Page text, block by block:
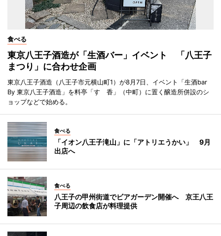
食べる
東京八王子酒造が「生酒バー」イベント 「八王子
まつり」に合わせ企画
東京八王子酒造（八王子市元横山町1）が8月7日、イベント「生酒bar
By 東京八王子酒造」を料亭「すゞ香」（中町）に置く醸造所併設のシ
ョップなどで始める。
食べる
「イオン八王子滝山」に「アトリエうかい」 9月
出店へ
食べる
八王子の甲州街道でビアガーデン開催へ 京王八王
子周辺の飲食店が料理提供